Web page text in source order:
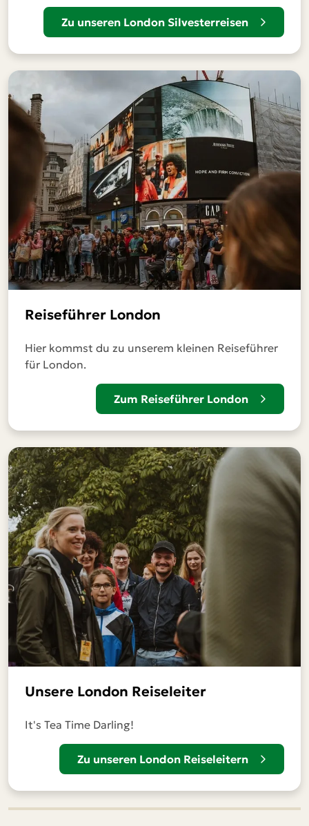
Zu unseren London Silvesterreisen
Reiseführer London
Hier kommst du zu unserem kleinen Reiseführer
für London.
Zum Reiseführer London
Unsere London Reiseleiter
It's Tea Time Darling!
Zu unseren London Reiseleitern